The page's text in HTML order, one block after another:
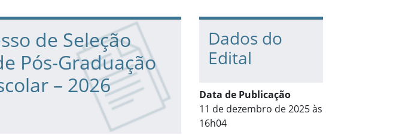
de Seleção
Pós-Graduação
– 2026
Dados do
Edital
Data de Publicação
11 de dezembro de 2025 às
16h04